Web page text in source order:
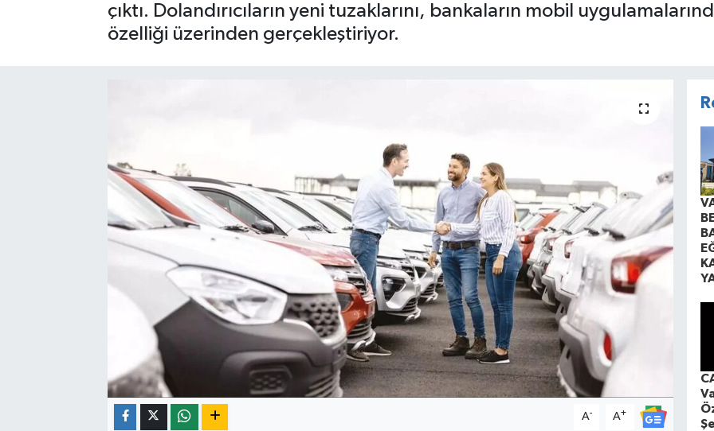
çıktı. Dolandırıcıların yeni tuzaklarını, bankaların mobil
özelliği üzerinden gerçekleştiriyor.
A- A+
Tüm Manşetler